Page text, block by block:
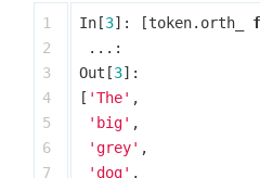
1
2
3
4
5
6
7
In [3]: [token. orth_
...:
Out [3]:
[ 'The' ,
'big' ,
'grey' ,
'dog' ,